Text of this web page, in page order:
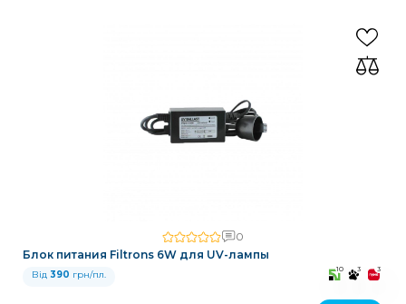
0
Блок питания Filtrons 6W для UV-лампы
Від 390 грн/пл. 10 3 3